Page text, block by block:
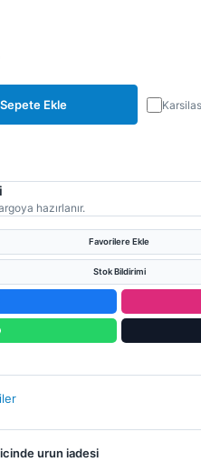
Sepete Ekle
hazırlanır.
Favorilere Ekle
Stok Bildirimi
urun iadesi